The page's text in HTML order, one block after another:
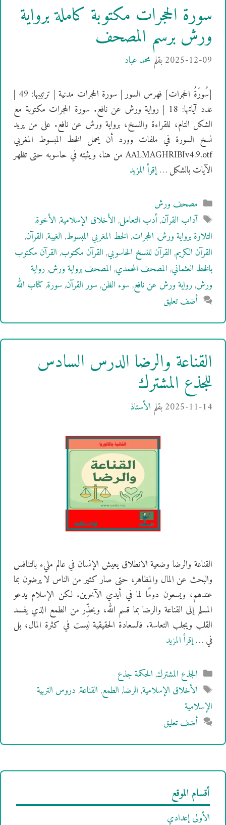
سورة الحجرات مكتوبة كاملة برواية
ورش برسم المصحف
2025-12-09بقلم محمد عباد
[سُورَةُ الحجرات] فهرس السور | سورة الحجرات مدنية | ترتيبها: 49 |
عدد آياتها: 18 | رواية ورش عن نافع. سورة الحجرات مكتوبة مع
الشكل التام، للقراءة والنسخ، برواية ورش عن نافع. على من يريد
نسخ السورة في ملفات وورد أن يحمل الخط المبسوط المغربي
AALMAGHRIBIv4.9.otf من هنا، ويثبته في حاسوبه حتى تظهر
الآيات بالشكل …إقرأ المزيد
التصنيفات
مصحف ورش
الوسوم
آداب القرآن,أدب التعامل,الأخلاق الإسلامية,الأخوة,
التلاوة برواية ورش,الحجرات,الخط المغربي المبسوط,الغيبة,القرآن,
القرآن الكريم,القرآن للنسخ الحاسوبي,القرآن مكتوب,القرآن مكتوب
بالخط العثماني,المصحف المحمدي,المصحف برواية ورش,رواية
ورش,رواية ورش عن نافع,سوء الظن,سور القرآن,سورة,كتاب الله
أضف تعليق
القناعة والرضا الدرس السادس
للجذع المشترك
2025-11-14بقلم الأستاذ
القناعة والرضا وضعية الانطلاق يعيش الإنسان في عالم مليء بالتنافس
والبحث عن المال والمظاهر، حتى صار كثير من الناس لا يرضون بما
عندهم، ويسعون دومًا لما في أيدي الآخرين. لكن الإسلام يدعو
المسلم إلى القناعة والرضا بما قسم الله، ويحذِّر من الطمع الذي يفسد
القلب ويجلب التعاسة. فالسعادة الحقيقية ليست في كثرة المال، بل
في …إقرأ المزيد
التصنيفات
الجذع المشترك,الحكمة جذع
الوسوم
الأخلاق الإسلامية,الرضا,الطمع,القناعة,دروس التربية
الإسلامية
أضف تعليق
أقسام الموقع
الأولى إعدادي